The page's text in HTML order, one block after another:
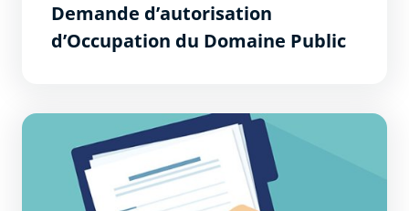
Demande d’autorisation
d’Occupation du Domaine Public
Demande d&#039;Accord Technique Préalable ou de